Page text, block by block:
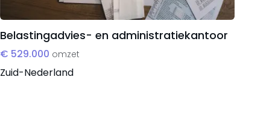
Belastingadvies- en administratiekantoor
€ 529.000 omzet
Zuid-Nederland